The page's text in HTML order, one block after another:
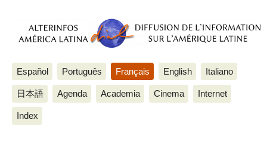
Español Português Français English Italiano
日本語 Agenda Academia Cinema Internet
Index